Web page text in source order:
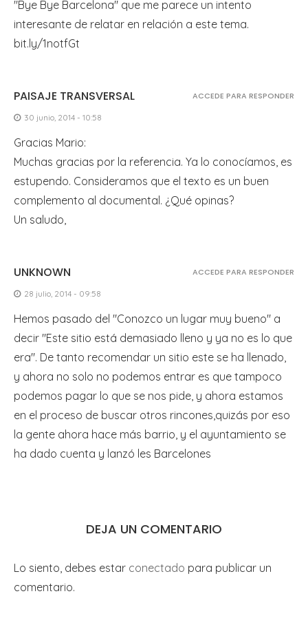
"Bye Bye Barcelona" que me parece un intento
interesante de relatar en relación a este tema.
bit.ly/1notfGt
PAISAJE TRANSVERSAL
30 junio, 2014 - 10:58
Gracias Mario:
Muchas gracias por la referencia. Ya lo conocíamos, es
estupendo. Consideramos que el texto es un buen
complemento al documental. ¿Qué opinas?
Un saludo,
ACCEDE PARA RESPONDER
UNKNOWN
28 julio, 2014 - 09:58
Hemos pasado del "Conozco un lugar muy bueno" a
decir "Este sitio está demasiado lleno y ya no es lo que
era". De tanto recomendar un sitio este se ha llenado,
y ahora no solo no podemos entrar es que tampoco
podemos pagar lo que se nos pide, y ahora estamos
en el proceso de buscar otros rincones,quizás por eso
la gente ahora hace más barrio, y el ayuntamiento se
ha dado cuenta y lanzó les Barcelones
ACCEDE PARA RESPONDER
DEJA UN COMENTARIO
Lo siento, debes estar conectado para publicar un
comentario.